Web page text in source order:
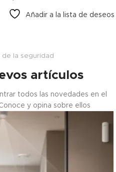
Añadir a la lista de deseos
de la seguridad
artículos
todos las novedades en el
y opina sobre ellos